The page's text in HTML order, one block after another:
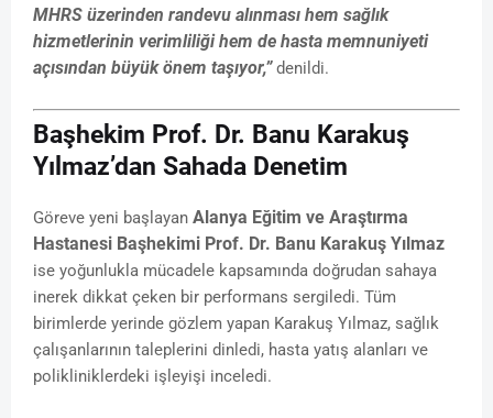
MHRS üzerinden randevu alınması hem sağlık
hizmetlerinin verimliliği hem de hasta memnuniyeti
açısından büyük önem taşıyor,”denildi.
Başhekim Prof. Dr. Banu Karakuş
Yılmaz’dan Sahada Denetim
Göreve yeni başlayan Alanya Eğitim ve Araştırma
Hastanesi Başhekimi Prof. Dr. Banu Karakuş Yılmaz
ise yoğunlukla mücadele kapsamında doğrudan sahaya
inerek dikkat çeken bir performans sergiledi. Tüm
birimlerde yerinde gözlem yapan Karakuş Yılmaz, sağlık
çalışanlarının taleplerini dinledi, hasta yatış alanları ve
polikliniklerdeki işleyişi inceledi.